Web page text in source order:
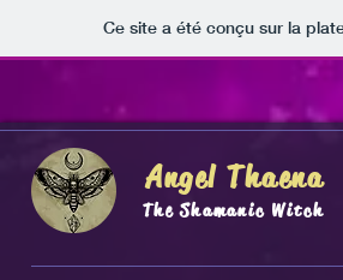
Ce site a été conçu sur la
Angel Thaena
The Shamanic Witch